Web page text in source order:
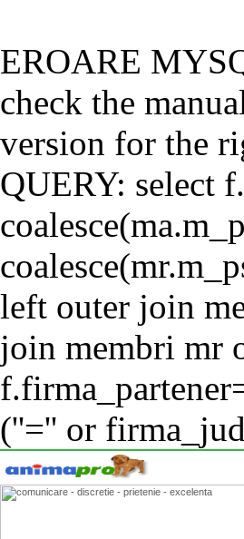
EROARE
check the
version for the
QUERY: select
left outer join
join membri mr
(''='' or